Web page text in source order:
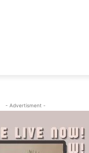
- Advertisment -